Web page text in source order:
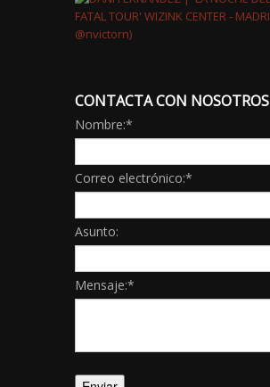
CONTACTA CON NOSOTROS
Nombre:*
Correo electrónico:*
Asunto:
Mensaje:*